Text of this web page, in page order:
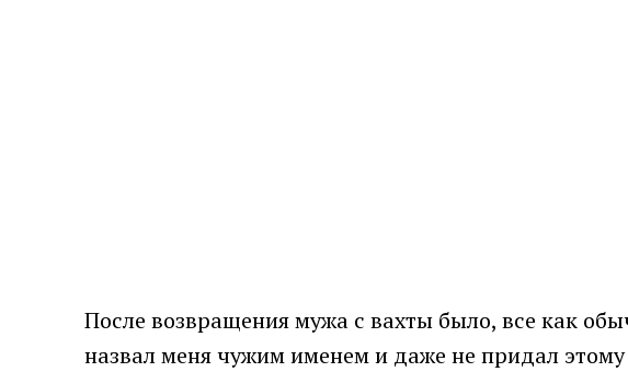
После возвращения мужа с вахты было, все как
назвал меня чужим именем и даже не придал этому